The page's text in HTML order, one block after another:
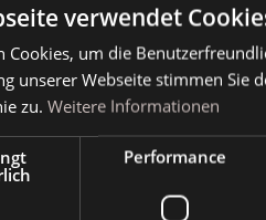
verwendet
Cookies, um die
unserer Webseite stimmen Sie
zu. Weitere Informationen
Performance